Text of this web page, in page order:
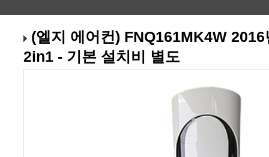
2in1 - 기본 설치비 별도